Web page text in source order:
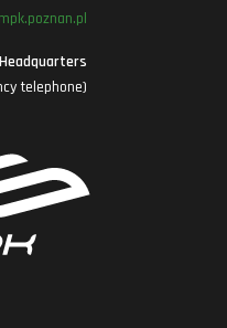
telephone)